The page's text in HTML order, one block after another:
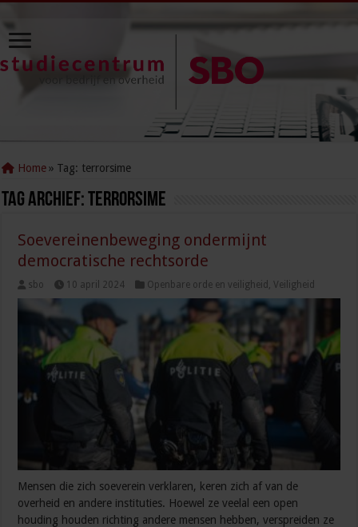
Home » Tag: terrorsime
Tag Archief:terrorsime
Soevereinenbeweging ondermijnt
democratische rechtsorde
sbo 10 april 2024 Openbare orde en veiligheid ,Veiligheid
Mensen die zich soeverein verklaren, keren zich af van de
overheid en andere instituties. Hoewel ze veelal een open
houding houden richting andere mensen hebben, verspreiden ze